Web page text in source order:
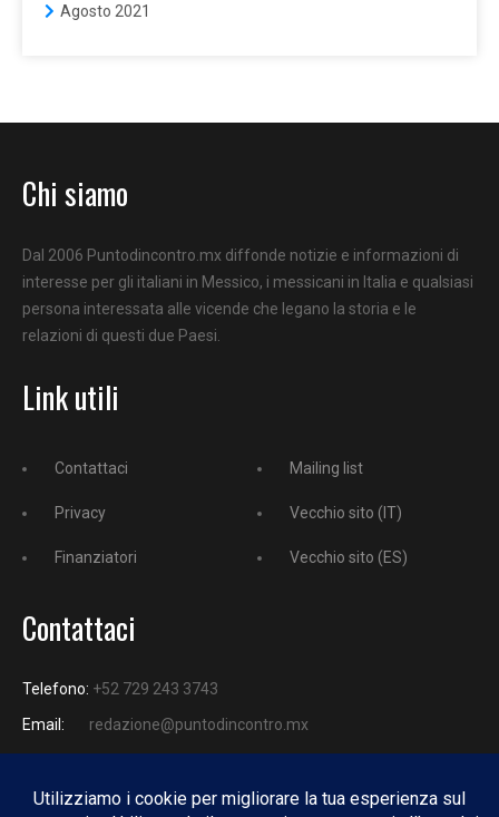
Agosto 2021
Chi siamo
Dal 2006 Puntodincontro.mx diffonde notizie e informazioni di
interesse per gli italiani in Messico, i messicani in Italia e qualsiasi
persona interessata alle vicende che legano la storia e le
relazioni di questi due Paesi.
Link utili
Contattaci
Privacy
Finanziatori
Mailing list
Vecchio sito (IT)
Vecchio sito (ES)
Contattaci
Telefono: +52 729 243 3743
Email:
redazione@puntodincontro.mx
PUNTODINCONTRO